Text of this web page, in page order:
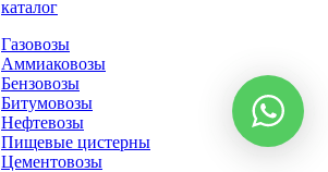
каталог
Газовозы
Аммиаковозы
Бензовозы
Битумовозы
Нефтевозы
Пищевые цистерны
Цементовозы